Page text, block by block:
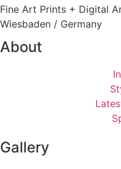
Fine Art Prints + Digital
Wiesbaden / Germany
About
Gallery